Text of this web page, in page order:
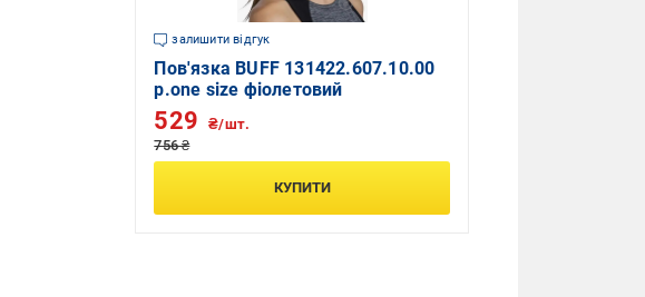
залишити відгук
Пов'язка BUFF 131422.607.10.00
р.one size фіолетовий
756 ₴
529 ₴/шт.
КУПИТИ